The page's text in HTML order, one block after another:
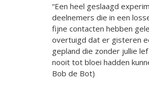
“Een heel geslaagd
deelnemers die in een
fijne contacten hebben
overtuigd dat er gisteren
gepland die zonder jullie
nooit tot bloei hadden
Bob de Bot)